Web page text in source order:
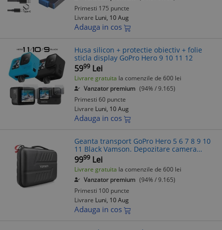
Primesti 175 puncte
Livrare Luni, 10 Aug
Adauga in cos
Husa silicon + protectie obiectiv + folie
sticla display GoPro Hero 9 10 11 12
5999 Lei
Livrare gratuita la comenzile de 600 lei
Vanzator premium (94% / 9.165)
Primesti 60 puncte
Livrare Luni, 10 Aug
Adauga in cos
Geanta transport GoPro Hero 5 6 7 8 9 10
11 Black Vamson. Depozitare camera
actiune, dimensiune L
9999 Lei
Livrare gratuita la comenzile de 600 lei
Vanzator premium (94% / 9.165)
Primesti 100 puncte
Livrare Luni, 10 Aug
Adauga in cos